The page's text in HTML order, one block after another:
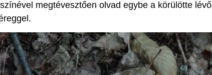
megtévesztően olvad egybe a körülötte lévő